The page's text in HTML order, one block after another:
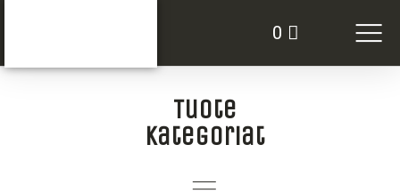
0
Tuote
kategoriat